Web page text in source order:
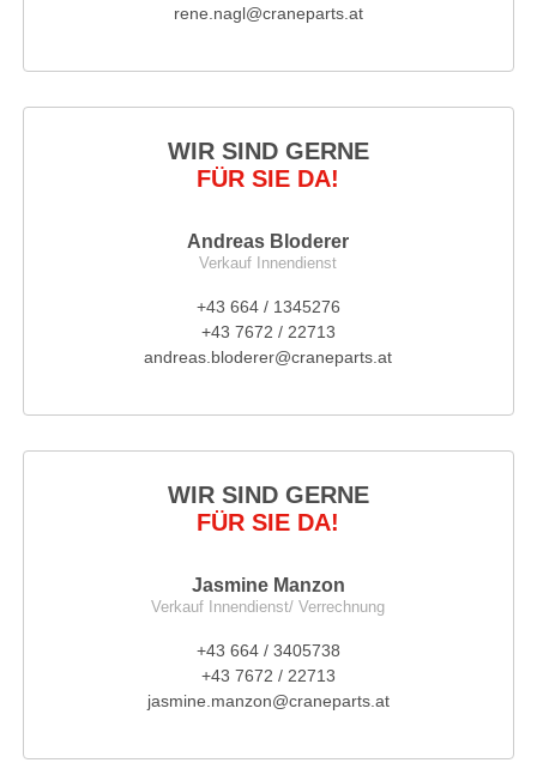
rene.nagl@craneparts.at
WIR SIND GERNE
FÜR SIE DA!
Andreas Bloderer
Verkauf Innendienst
+43 664 / 1345276
+43 7672 / 22713
andreas.bloderer@craneparts.at
WIR SIND GERNE
FÜR SIE DA!
Jasmine Manzon
Verkauf Innendienst/ Verrechnung
+43 664 / 3405738
+43 7672 / 22713
jasmine.manzon@craneparts.at